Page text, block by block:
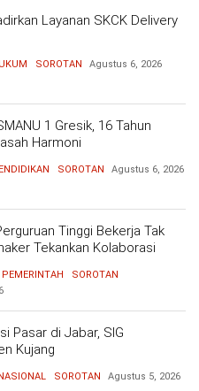
Layanan SKCK Delivery
SOROTAN Agustus 6, 2026
1 Gresik, 16 Tahun
Harmoni
SOROTAN Agustus 6, 2026
Tinggi Bekerja Tak
Tekankan Kolaborasi
PEMERINTAH
SOROTAN
Pasar di Jabar, SIG
Kujang
SOROTAN Agustus 5, 2026